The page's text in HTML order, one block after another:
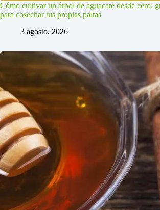
Cómo cultivar un árbol de aguacate desde cero:
para cosechar tus propias paltas
3 agosto, 2026